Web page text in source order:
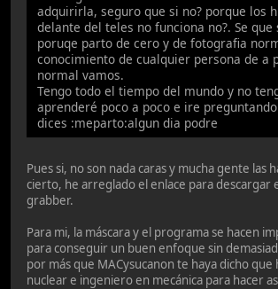
adquirirla, seguro que si no? porque los
delante del teles no funciona no?. Se que
poruqe parto de cero y de fotografia
conocimiento de cualquier persona de a
normal vamos.
Tengo todo el tiempo del mundo y no
aprenderé poco a poco e ire
dices :meparto:algun dia podre
Pues si, no son nada caras y mucha gente las
cierto, he arreglado el enlace para descargar
grabber.
Para mi, la máscara y el programa se hacen
para conseguir un buen enfoque sin
por más que MACysucanon te haya dicho que
nuclear e ingeniero en mecánica para hacer